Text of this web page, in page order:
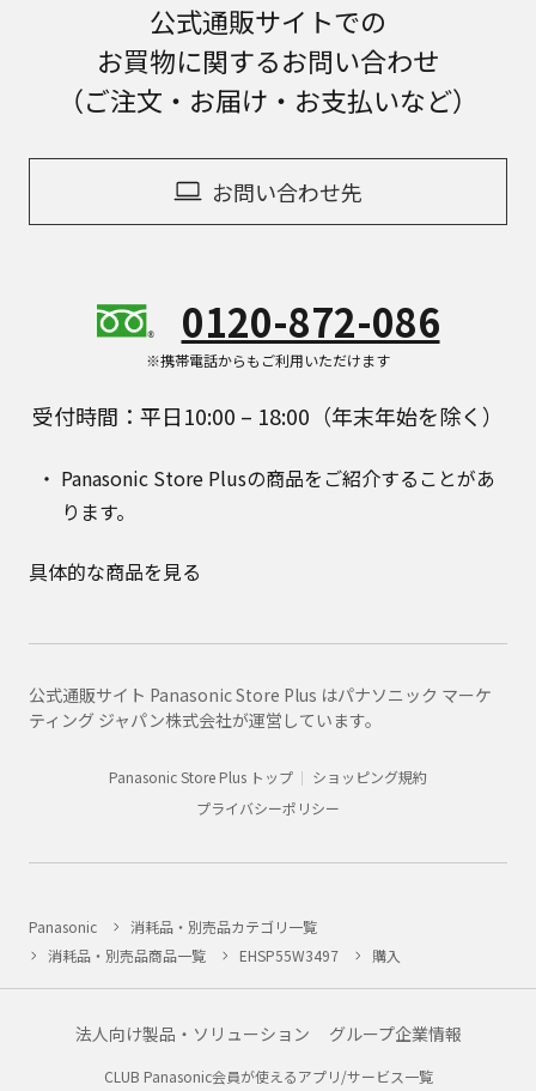
公式通販サイトでの
お買物に関するお問い合わせ
（ご注文・お届け・お支払いなど）
お問い合わせ先
0120-872-086
※携帯電話からもご利用いただけます
受付時間：平日10:00 – 18:00（年末年始を除く）
Panasonic Store Plusの商品をご紹介することがあ
ります。
具体的な商品を見る
公式通販サイト Panasonic Store Plus はパナソニック マーケ
ティング ジャパン株式会社が運営しています。
Panasonic Store Plus トップ
ショッピング規約
プライバシーポリシー
Panasonic
消耗品・別売品カテゴリ一覧
消耗品・別売品商品一覧
EHSP55W3497 購入
法人向け製品・ソリューション グループ企業情報
CLUB Panasonic会員が使えるアプリ/サービス一覧